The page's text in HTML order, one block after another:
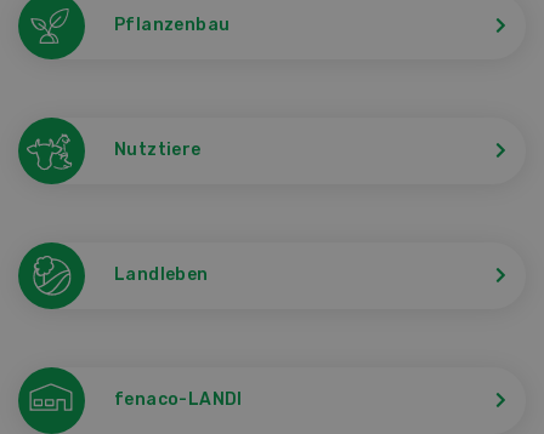
Pflanzenbau
Nutztiere
Landleben
fenaco-LANDI